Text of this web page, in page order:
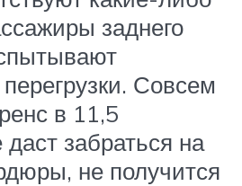
заднего
Совсем
в 11,5
забраться на
не получится